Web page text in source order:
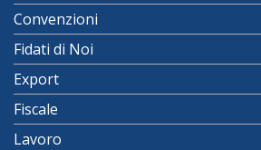
Convenzioni
Fidati di Noi
Export
Fiscale
Lavoro